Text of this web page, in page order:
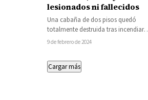
lesionados ni fallecidos
Una cabaña de dos pisos quedó
totalmente destruida tras incendiarse
en el municipio de Zitácuaro,
9 de febrero de 2024
Cargar más